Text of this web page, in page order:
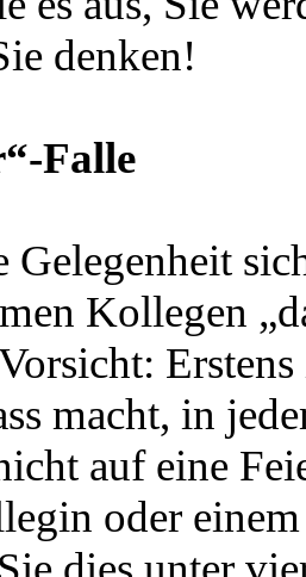
denken!
Falle
Gelegenheit
Kollegen
macht, in
auf eine
oder